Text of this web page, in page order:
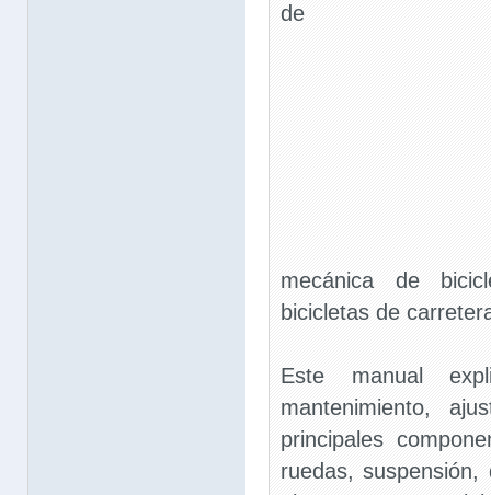
de
mecánica de
bicicletas de
Este manual
mantenimiento,
principales
ruedas,